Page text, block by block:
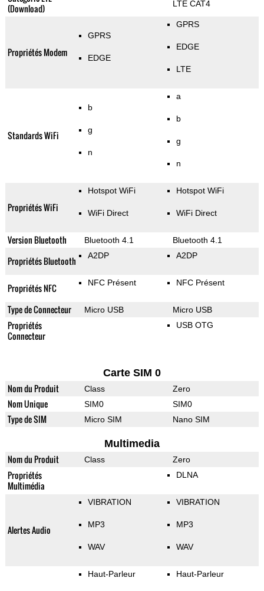
(Download)
LTE CAT4
Propriétés Modem
GPRS
EDGE
GPRS
EDGE
LTE
Standards WiFi
b
g
n
a
b
g
n
Propriétés WiFi
Hotspot WiFi
WiFi Direct
Hotspot WiFi
WiFi Direct
Version Bluetooth Bluetooth 4.1 Bluetooth 4.1
Propriétés Bluetooth A2DP A2DP
Propriétés NFC NFC Présent NFC Présent
Type de Connecteur Micro USB Micro USB
Propriétés
Connecteur
USB OTG
Carte SIM 0
Nom du Produit Class Zero
Nom Unique SIM0 SIM0
Type de SIM Micro SIM Nano SIM
Multimedia
Nom du Produit Class Zero
Propriétés
Multimédia
DLNA
Alertes Audio
VIBRATION
MP3
WAV
VIBRATION
MP3
WAV
Haut-Parleur Haut-Parleur